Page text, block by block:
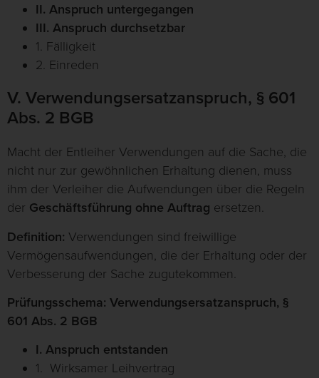
II. Anspruch untergegangen
III. Anspruch durchsetzbar
1. Fälligkeit
2. Einreden
V. Verwendungsersatzanspruch, § 601
Abs. 2 BGB
Macht der Entleiher Verwendungen auf die Sache, die
nicht nur zur gewöhnlichen Erhaltung dienen, muss
ihm der Verleiher die Aufwendungen über die Regeln
der Geschäftsführung ohne Auftrag ersetzen.
Definition: Verwendungen sind freiwillige
Vermögensaufwendungen, die der Erhaltung oder der
Verbesserung der Sache zugutekommen.
Prüfungsschema: Verwendungsersatzanspruch, §
601 Abs. 2 BGB
I. Anspruch entstanden
1. Wirksamer Leihvertrag